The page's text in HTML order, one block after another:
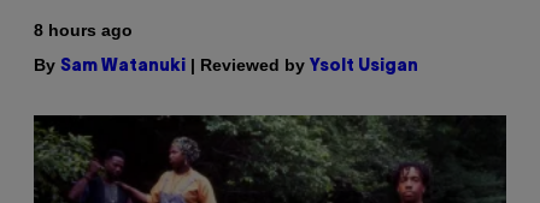
8 hours ago
By Sam Watanuki | Reviewed by Ysolt Usigan